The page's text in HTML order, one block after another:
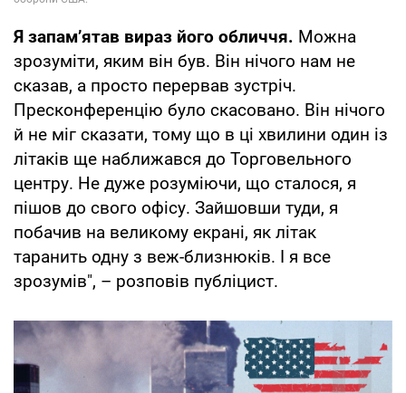
Я запам’ятав вираз його обличчя. Можна
зрозуміти, яким він був. Він нічого нам не
сказав, а просто перервав зустріч.
Пресконференцію було скасовано. Він нічого
й не міг сказати, тому що в ці хвилини один із
літаків ще наближався до Торговельного
центру. Не дуже розуміючи, що сталося, я
пішов до свого офісу. Зайшовши туди, я
побачив на великому екрані, як літак
таранить одну з веж-близнюків. І я все
зрозумів", – розповів публіцист.